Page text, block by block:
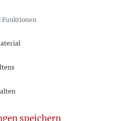
Funktionen
speichern